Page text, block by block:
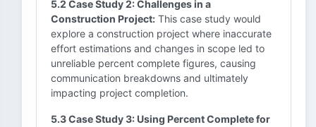
5.2 Case Study 2: Challenges in a
Construction Project: This case study would
explore a construction project where inaccurate
effort estimations and changes in scope led to
unreliable percent complete figures, causing
communication breakdowns and ultimately
impacting project completion.
5.3 Case Study 3: Using Percent Complete for